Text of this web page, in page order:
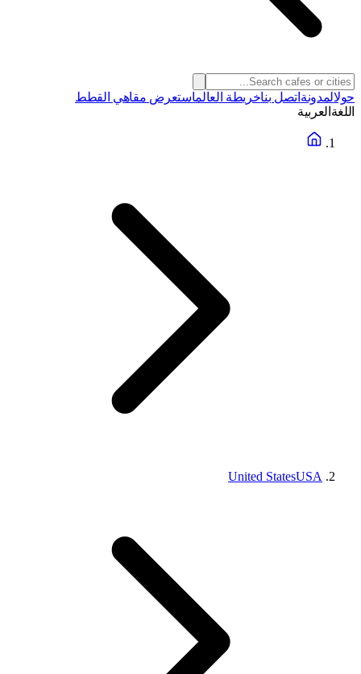
حولالمدونة اتصل بناخريطة العالماستعرض مقاهي القطط
اللغة العربية
United StatesUSA